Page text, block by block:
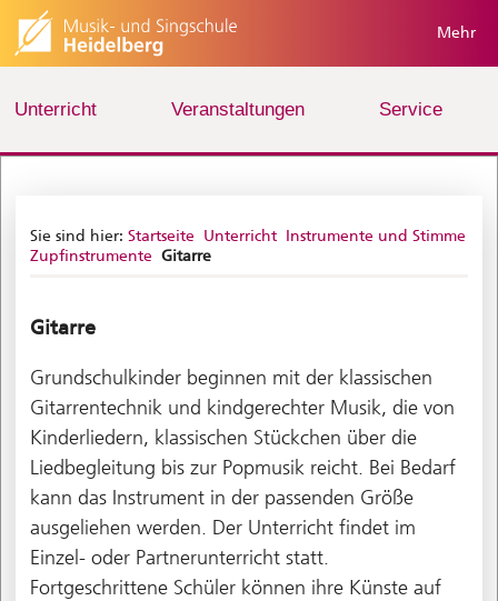
Mehr
Unterricht Veranstaltungen Service
Sie sind hier: Startseite Unterricht Instrumente und Stimme
Zupfinstrumente Gitarre
Gitarre
Grundschulkinder beginnen mit der klassischen
Gitarrentechnik und kindgerechter Musik, die von
Kinderliedern, klassischen Stückchen über die
Liedbegleitung bis zur Popmusik reicht. Bei Bedarf
kann das Instrument in der passenden Größe
ausgeliehen werden. Der Unterricht findet im
Einzel- oder Partnerunterricht statt.
Fortgeschrittene Schüler können ihre Künste auf